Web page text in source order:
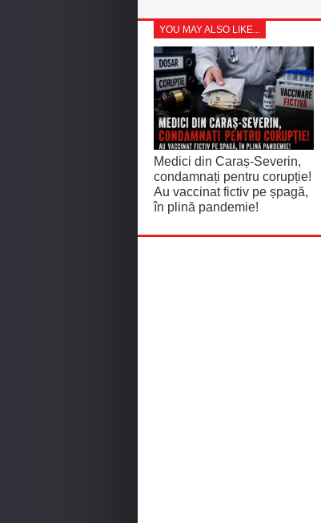
YOU MAY ALSO LIKE...
Medici din Caraș-Severin,
condamnați pentru corupție!
Au vaccinat fictiv pe șpagă,
în plină pandemie!